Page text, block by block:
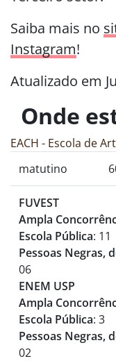
Saiba mais no
Instagram!
Atualizado em
Onde
EACH - Escola de
matutino
FUVEST
Ampla
Escola Pública: 11
Pessoas Negras,
06
ENEM USP
Ampla
Escola Pública: 3
Pessoas Negras,
02